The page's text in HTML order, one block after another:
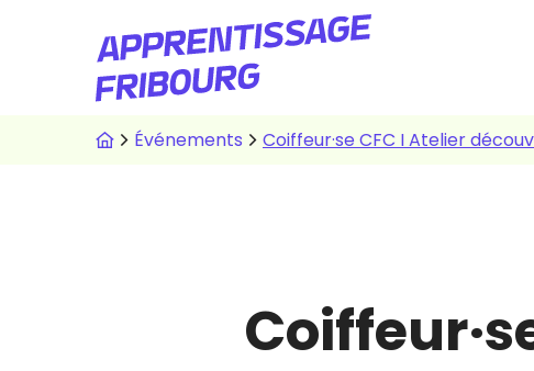
Fil
Événements Coiffeur·se CFC I Atelier